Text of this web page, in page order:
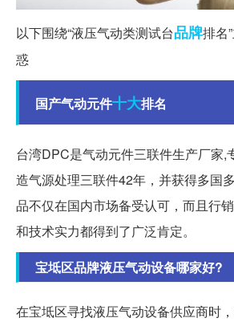
以下围绕“液压气动类测试台品牌排名
惑
国产气动元件十大排名
台湾DPC是气动元件三联件生产厂家,
造气源处理三联件42年，并获得多国
品不仅在国内市场备受认可，而且行
和技术实力都得到了广泛肯定。
宝坻区品牌液压气动设备哪家好?
在宝坻区寻找液压气动设备供应商时